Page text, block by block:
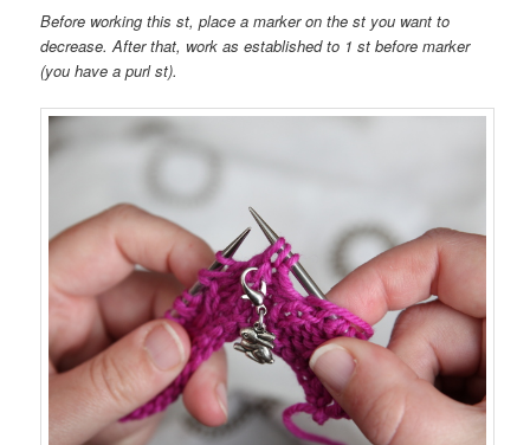
Before working this st, place a marker on the st you want to
decrease. After that, work as established to 1 st before marker
(you have a purl st).